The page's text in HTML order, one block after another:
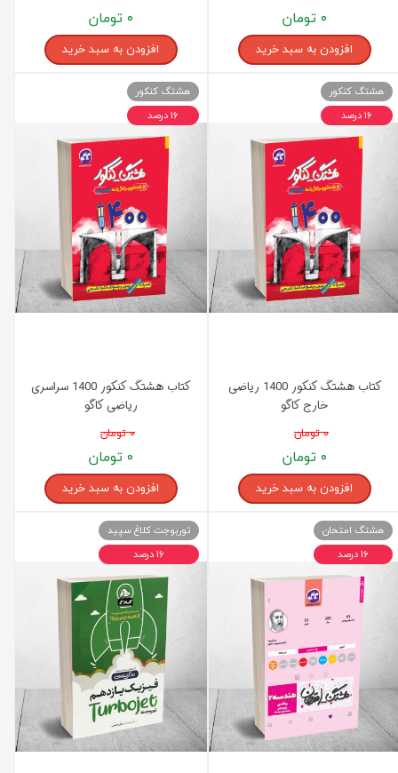
۰ تومان
افزودن به سبد خرید
۰ تومان
افزودن به سبد خرید
کتاب هشتگ کنکور 1400 ریاضی
خارج کاگو
۰ تومان
۰ تومان
افزودن به سبد خرید
هشتگ کنکور
۱۶ درصد
کتاب هشتگ کنکور 1400 سراسری
ریاضی کاگو
۰ تومان
۰ تومان
افزودن به سبد خرید
هشتگ کنکور
۱۶ درصد
هشتگ امتحان
۱۶ درصد
توربوجت کلاغ سپید
۱۶ درصد